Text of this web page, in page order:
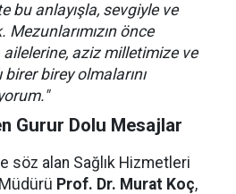
bu anlayışla, sevgiyle ve
önce
aziz milletimize ve
birer birey olmalarını
Gurur Dolu Mesajlar
söz alan Sağlık Hizmetleri
Prof. Dr. Murat Koç,